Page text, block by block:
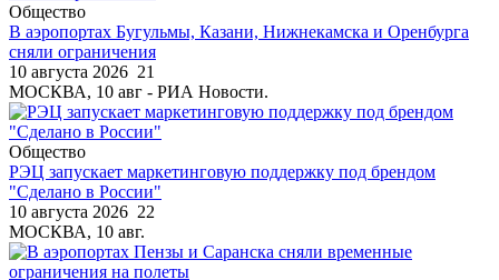
Общество
В аэропортах Бугульмы, Казани, Нижнекамска и Оренбурга
сняли ограничения
10 августа 2026 21
МОСКВА, 10 авг - РИА Новости.
Общество
РЭЦ запускает маркетинговую поддержку под брендом
"Сделано в России"
10 августа 2026 22
МОСКВА, 10 авг.